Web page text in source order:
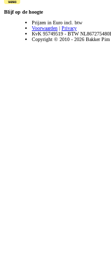
Blijf op de hoogte
Prijzen in Euro incl. btw
Voorwaarden | Privacy
KvK 95749519 - BTW
Copyright © 2010 - 2026 Bakker